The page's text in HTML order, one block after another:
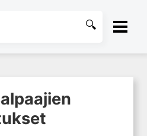
KIRJASTO